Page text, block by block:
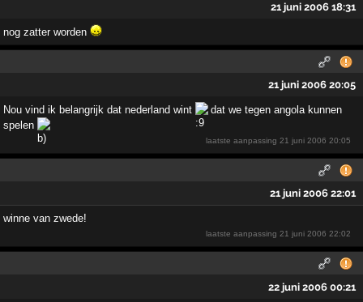
21 juni 2006 18:31
nog zatter worden
21 juni 2006 20:05
Nou vind ik belangrijk dat nederland wint
dat we tegen angola kunnen
spelen
laatste aanpassing21 juni 2006 20:05
21 juni 2006 22:01
winne van zwede!
laatste aanpassing21 juni 2006 22:02
22 juni 2006 00:21